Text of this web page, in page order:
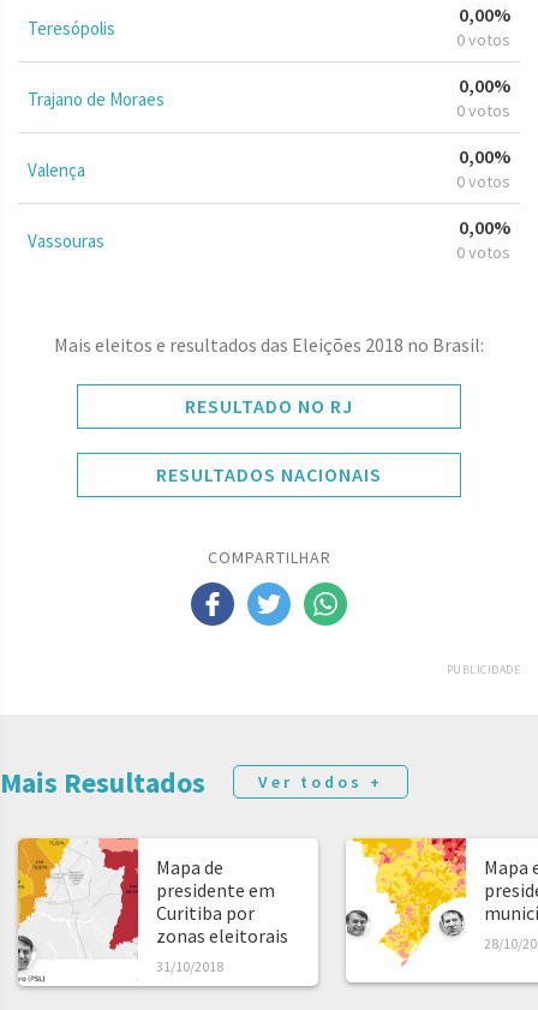
Teresópolis
0,00%
0 votos
Trajano de Moraes
0,00%
0 votos
Valença
0,00%
0 votos
Vassouras
0,00%
0 votos
Mais eleitos e resultados das Eleições 2018 no Brasil:
RESULTADO NO RJ
RESULTADOS NACIONAIS
COMPARTILHAR
PUBLICIDADE
Mais Resultados Ver todos +
Mapa de
presidente em
Curitiba por
zonas eleitorais
31/10/2018
Mapa
28/10/